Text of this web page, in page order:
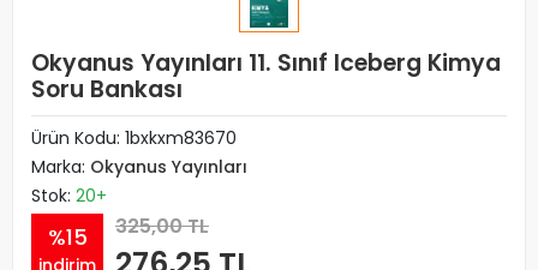
Okyanus Yayınları 11. Sınıf Iceberg Kimya
Soru Bankası
Ürün Kodu: 1bxkxm83670
Marka: Okyanus Yayınları
Stok: 20+
%15
indirim
325,00 TL